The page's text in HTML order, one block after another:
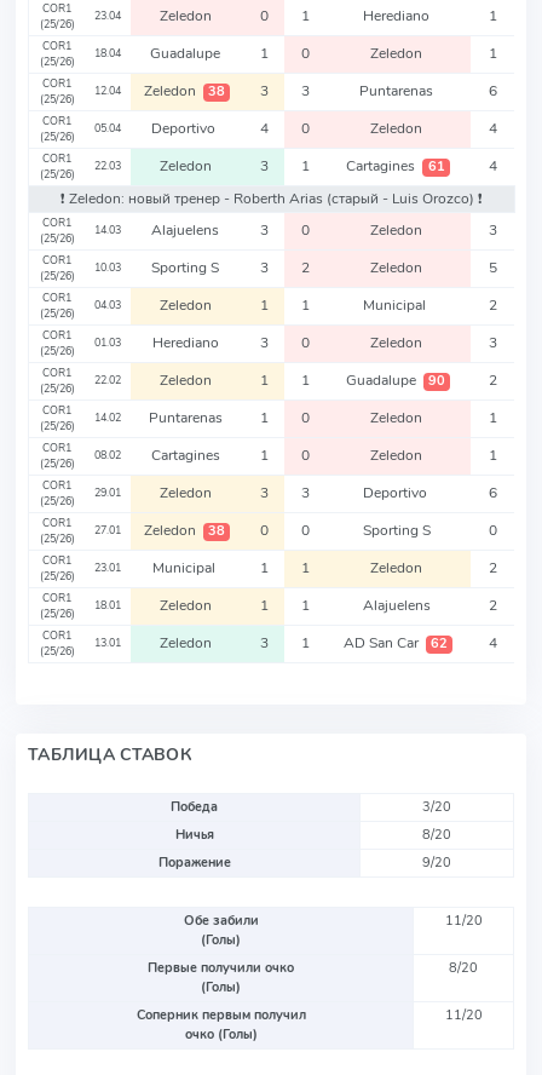
COR1
(25/26)
23.04 Zeledon 0 1 Herediano 1
COR1
(25/26)
18.04 Guadalupe 1 0 Zeledon 1
COR1
(25/26)
12.04 Zeledon 38 3 3 Puntarenas 6
COR1
(25/26)
05.04 Deportivo 4 0 Zeledon 4
COR1
(25/26)
22.03 Zeledon 3 1 Cartagines 61
4
❗️ Zeledon: новый тренер - Roberth Arias (старый - Luis Orozco) ❗️
COR1
(25/26)
14.03 Alajuelens 3 0 Zeledon 3
COR1
(25/26)
10.03 Sporting S 3 2 Zeledon 5
COR1
(25/26)
04.03 Zeledon 1 1 Municipal 2
COR1
(25/26)
01.03 Herediano 3 0 Zeledon 3
COR1
(25/26)
22.02 Zeledon 1 1 Guadalupe 90 2
COR1
(25/26)
14.02 Puntarenas 1 0 Zeledon 1
COR1
(25/26)
08.02 Cartagines 1 0 Zeledon 1
COR1
(25/26)
29.01 Zeledon 3 3 Deportivo 6
COR1
(25/26)
27.01 Zeledon 38 0 0 Sporting S 0
COR1
(25/26)
23.01 Municipal 1 1 Zeledon 2
COR1
(25/26)
18.01 Zeledon 1 1 Alajuelens 2
COR1
(25/26)
13.01 Zeledon 3 1 AD San Car 62 4
ТАБЛИЦА СТАВОК
Победа
3/20
Ничья
8/20
Поражение
9/20
Обе забили
(Голы)
11/20
Первые получили очко
(Голы)
8/20
Соперник первым получил
очко (Голы)
11/20